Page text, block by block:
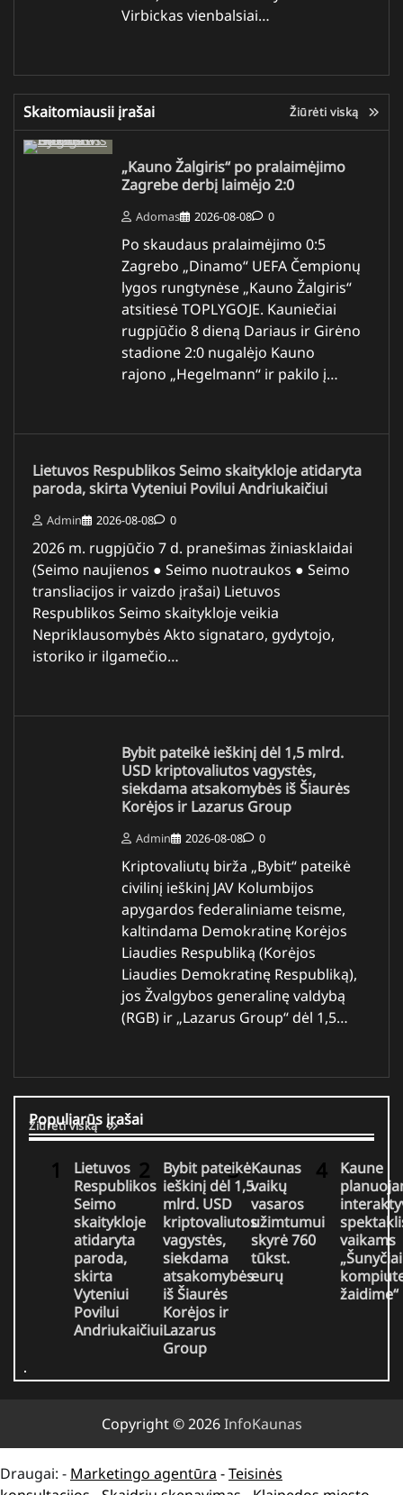
Virbickas vienbalsiai…
Skaitomiausii įrašai Žiūrėti viską
„Kauno Žalgiris“ po pralaimėjimo
Zagrebe derbį laimėjo 2:0
Adomas 2026-08-08 0
Po skaudaus pralaimėjimo 0:5
Zagrebo „Dinamo“ UEFA Čempionų
lygos rungtynėse „Kauno Žalgiris“
atsitiesė TOPLYGOJE. Kauniečiai
rugpjūčio 8 dieną Dariaus ir Girėno
stadione 2:0 nugalėjo Kauno
rajono „Hegelmann“ ir pakilo į…
Lietuvos Respublikos Seimo skaitykloje atidaryta
paroda, skirta Vyteniui Povilui Andriukaičiui
Admin 2026-08-08 0
2026 m. rugpjūčio 7 d. pranešimas žiniasklaidai
(Seimo naujienos ● Seimo nuotraukos ● Seimo
transliacijos ir vaizdo įrašai) Lietuvos
Respublikos Seimo skaitykloje veikia
Nepriklausomybės Akto signataro, gydytojo,
istoriko ir ilgamečio…
Bybit pateikė ieškinį dėl 1,5 mlrd.
USD kriptovaliutos vagystės,
siekdama atsakomybės iš Šiaurės
Korėjos ir Lazarus Group
Admin 2026-08-08 0
Kriptovaliutų birža „Bybit“ pateikė
civilinį ieškinį JAV Kolumbijos
apygardos federaliniame teisme,
kaltindama Demokratinę Korėjos
Liaudies Respubliką (Korėjos
Liaudies Demokratinę Respubliką),
jos Žvalgybos generalinę valdybą
(RGB) ir „Lazarus Group“ dėl 1,5…
Populiarūs įrašai
Žiūrėti viską
Lietuvos
Respublikos
Seimo
skaitykloje
atidaryta
paroda,
skirta
Vyteniui
Povilui
Andriukaičiui
Bybit pateikė
ieškinį dėl 1,5
mlrd. USD
kriptovaliutos
vagystės,
siekdama
atsakomybės
iš Šiaurės
Korėjos ir
Lazarus
Group
Kaunas
vaikų
vasaros
užimtumui
skyrė 760
tūkst.
eurų
Kaune
vaikams
„Šunyčiai
žaidime“
Copyright © 2026InfoKaunas
Draugai: - Marketingo agentūra -Teisinės